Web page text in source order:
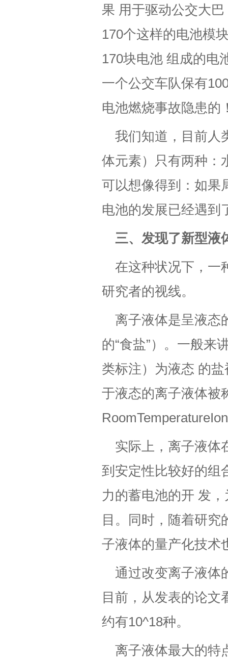
果 用于驱动公交大
170个这样的电池模
170块电池 组成的电
一个公交车队保有
电池燃烧事故隐患的
我们知道，目前人
体元素）只有两种：
可以想像得到：如果
电池的发展已经遇到
三、发现了新型液
在这种状况下，
研究者的视线。
离子液体是呈液态
的“食盐”）。一般来
类标注）为液态 的
于液态的离子液体被
实际上，离子液体
到安定性比较好的组
力的蓄电池的开 发
目。同时，随着研究
子液体的量产化技术
通过改变离子液体
目前，从发表的论文
约有10^18种。
离子液体最大的特